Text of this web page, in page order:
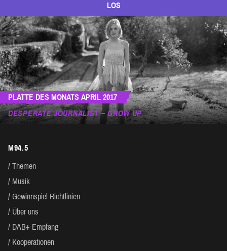
LOS
PLATTE DES MONATS APRIL 2017
DESPERATE JOURNALIST – GROW UP
M94.5
Themen
Musik
Gewinnspiel-Richtlinien
Über uns
DAB+ Empfang
Kooperationen